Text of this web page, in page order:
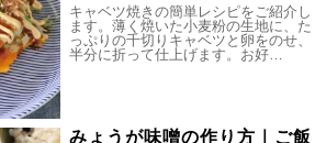
キャベツ焼きの簡単レシピをご紹介し
ます。薄く焼いた小麦粉の生地に、た
っぷりの千切りキャベツと卵をのせ、
半分に折って仕上げます。お好…
みょうが味噌の作り方｜ご飯